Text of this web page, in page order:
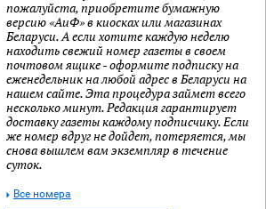
пожалуйста, приобретите бумажную
версию «АиФ» в киосках или магазинах
Беларуси. А если хотите каждую неделю
находить свежий номер газеты в своем
почтовом ящике - оформите подписку на
еженедельник на любой адрес в Беларуси на
нашем сайте. Эта процедура займет всего
несколько минут. Редакция гарантирует
доставку газеты каждому подписчику. Если
же номер вдруг не дойдет, потеряется, мы
снова вышлем вам экземпляр в течение
суток.
Все номера